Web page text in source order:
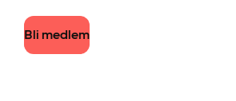
Bli medlem